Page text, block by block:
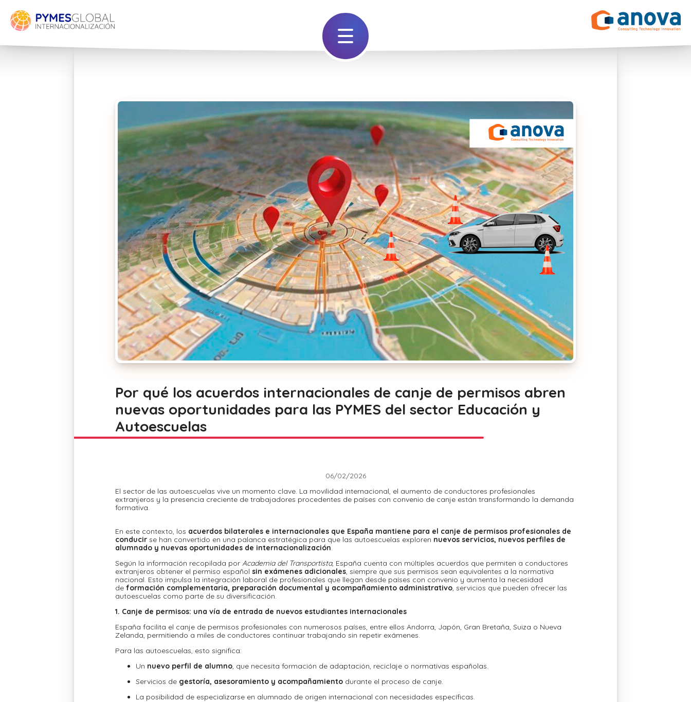
Por qué los acuerdos internacionales de canje de permisos abren
nuevas oportunidades para las PYMES del sector Educación y
Autoescuelas
06/02/2026
El sector de las autoescuelas vive un momento clave. La movilidad internacional, el aumento de conductores profesionales
extranjeros y la presencia creciente de trabajadores procedentes de países con convenio de canje están transformando la demanda
formativa.
En este contexto, los acuerdos bilaterales e internacionales que España mantiene para el canje de permisos profesionales de
conducir se han convertido en una palanca estratégica para que las autoescuelas exploren nuevos servicios, nuevos perfiles de
alumnado y nuevas oportunidades de internacionalización.
Según la información recopilada por Academia del Transportista, España cuenta con múltiples acuerdos que permiten a conductores
extranjeros obtener el permiso español sin exámenes adicionales, siempre que sus permisos sean equivalentes a la normativa
nacional. Esto impulsa la integración laboral de profesionales que llegan desde países con convenio y aumenta la necesidad
de formación complementaria, preparación documental y acompañamiento administrativo, servicios que pueden ofrecer las
autoescuelas como parte de su diversificación.
1. Canje de permisos: una vía de entrada de nuevos estudiantes internacionales
España facilita el canje de permisos profesionales con numerosos países, entre ellos Andorra, Japón, Gran Bretaña, Suiza o Nueva
Zelanda, permitiendo a miles de conductores continuar trabajando sin repetir exámenes.
Para las autoescuelas, esto significa:
Un nuevo perfil de alumno, que necesita formación de adaptación, reciclaje o normativas españolas.
Servicios de gestoría, asesoramiento y acompañamiento durante el proceso de canje.
La posibilidad de especializarse en alumnado de origen internacional con necesidades específicas.